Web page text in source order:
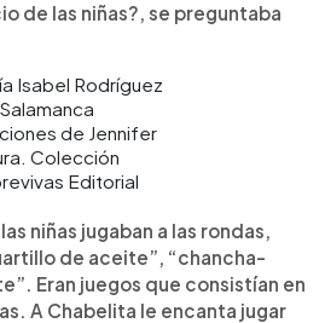
de las niñas?, se preguntaba
de Jennifer
Colección
Editorial
niñas jugaban a las rondas,
de aceite”, “chancha-
Eran juegos que consistían en
A Chabelita le encanta jugar